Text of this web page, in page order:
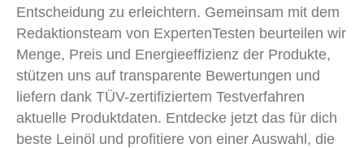
Entscheidung zu erleichtern. Gemeinsam mit dem
Redaktionsteam von ExpertenTesten beurteilen wir
Menge, Preis und Energieeffizienz der Produkte,
stützen uns auf transparente Bewertungen und
liefern dank TÜV-zertifiziertem Testverfahren
aktuelle Produktdaten. Entdecke jetzt das für dich
beste Leinöl und profitiere von einer Auswahl, die